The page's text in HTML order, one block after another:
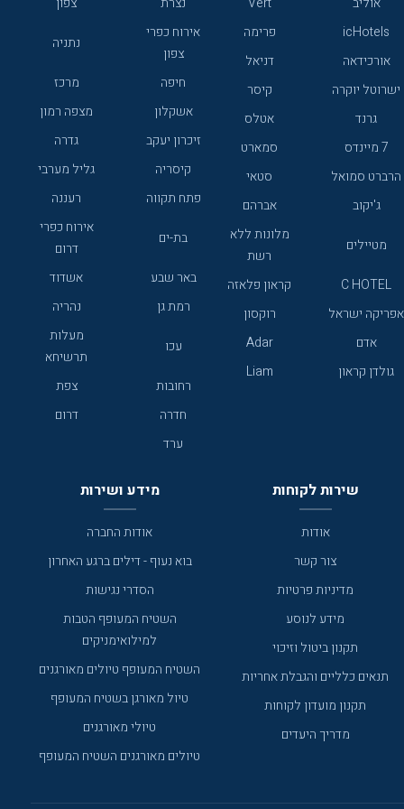
icHotels
פרימה
אורכידאה
דניאל
ישרוטל יוקרה
קיסר
גרנד
אטלס
7 מיינדס
סמארט
הרברט סמואל
סטאי
ג'יקוב
אברהם
מטיילים
מלונות ללא
רשת
C HOTEL
קראון פלאזה
אפריקה ישראל
רוקסון
אדם
Adar
גולדן קראון
Liam
אירוח כפרי
צפון
נתניה
חיפה
מרכז
אשקלון
מצפה רמון
זיכרון יעקב
גדרה
קיסריה
גליל מערבי
פתח תקווה
רעננה
בת-ים
אירוח כפרי
דרום
באר שבע
אשדוד
רמת גן
נהריה
עכו
מעלות
תרשיחא
רחובות
צפת
חדרה
דרום
ערד
שירות לקוחות
אודות
צור קשר
מדיניות פרטיות
מידע לנוסע
תקנון ביטול וזיכוי
תנאים כלליים והגבלת אחריות
תקנון מועדון לקוחות
מדריך היעדים
מידע ושירות
אודות החברה
בוא נעוף - דילים ברגע האחרון
הסדרי נגישות
השטיח המעופף הטבות
למילואימניקים
השטיח המעופף טיולים מאורגנים
טיול מאורגן בשטיח המעופף
טיולי מאורגנים
טיולים מאורגנים השטיח המעופף